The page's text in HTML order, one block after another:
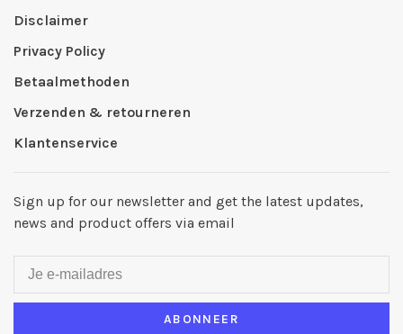
Disclaimer
Privacy Policy
Betaalmethoden
Verzenden & retourneren
Klantenservice
Sign up for our newsletter and get the latest updates,
news and product offers via email
ABONNEER